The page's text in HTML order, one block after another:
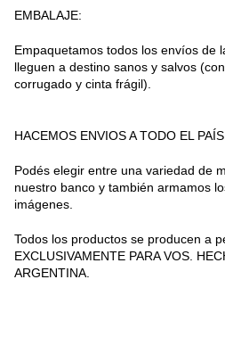
EMBALAJE:
Empaquetamos todos los envíos de
lleguen a destino sanos y salvos
corrugado y cinta frágil).
HACEMOS ENVIOS A TODO EL PAÍS.
Podés elegir entre una variedad de
nuestro banco y también armamos
imágenes.
Todos los productos se producen a
EXCLUSIVAMENTE PARA VOS.
ARGENTINA.